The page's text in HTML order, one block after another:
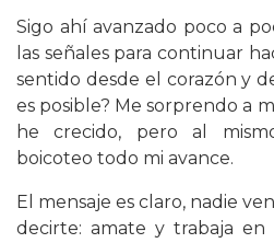
Sigo ahí avanzado poco a
las señales para continuar
sentido desde el corazón y
es posible? Me sorprendo a
he crecido, pero al
boicoteo todo mi avance.
El mensaje es claro, nadie
decirte: amate y trabaja